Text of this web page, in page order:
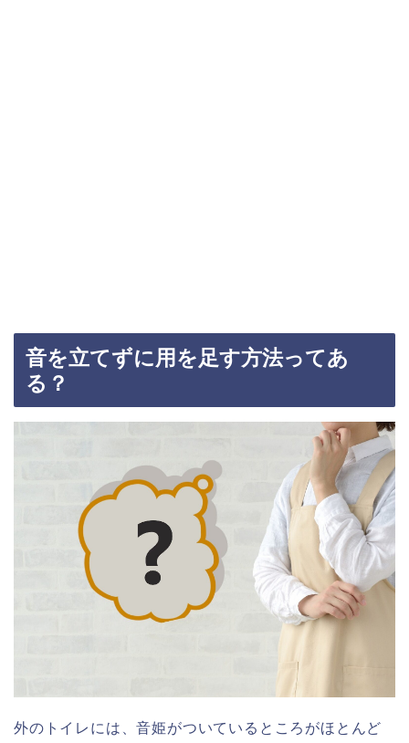
音を立てずに用を足す方法ってあ
る？
外のトイレには、音姫がついているところがほとんど